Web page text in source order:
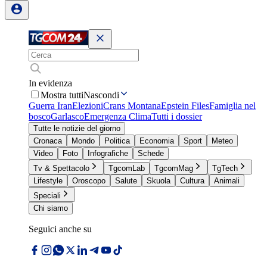
In evidenza
Mostra tuttiNascondi
Guerra IranElezioniCrans MontanaEpstein FilesFamiglia nel
boscoGarlascoEmergenza ClimaTutti i dossier
Tutte le notizie del giorno
Cronaca
Mondo Politica Economia Sport
Meteo
Video
Foto Infografiche
Schede
Tv & Spettacolo
TgcomLab TgcomMag
TgTech
Lifestyle
Oroscopo Salute Skuola Cultura
Animali
Speciali
Chi siamo
Seguici anche su